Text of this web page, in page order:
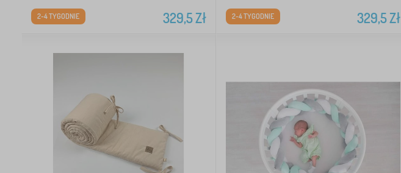
329,5Zł
2-4 TYGODNIE 329,5Zł
2-4 TYGODNIE